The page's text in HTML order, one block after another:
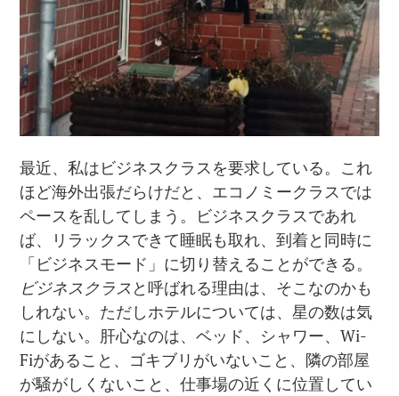
最近、私はビジネスクラスを要求している。これ
ほど海外出張だらけだと、エコノミークラスでは
ペースを乱してしまう。ビジネスクラスであれ
ば、リラックスできて睡眠も取れ、到着と同時に
「ビジネスモード」に切り替えることができる。
ビジネスクラス と呼ばれる理由は、そこなのかも
しれない。ただしホテルについては、星の数は気
にしない。肝心なのは、ベッド、シャワー、Wi-
Fiがあること、ゴキブリがいないこと、隣の部屋
が騒がしくないこと、仕事場の近くに位置してい